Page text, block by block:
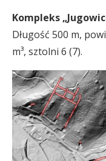
Kompleks
Długość 500 m,
m³, sztolni 6 (7).